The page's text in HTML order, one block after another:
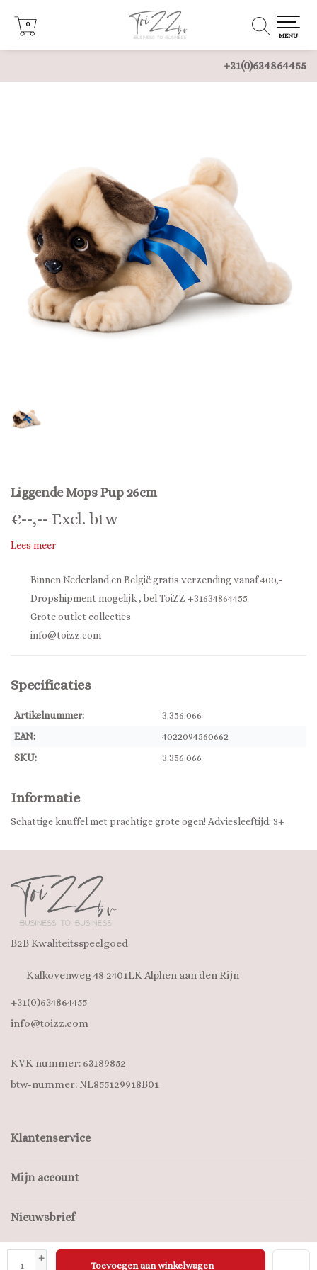
+31(0)634864455
0
0
MENU
Liggende Mops Pup 26cm
€--,-- Excl. btw
Lees meer
+
Toevoegen aan winkelwagen
Binnen Nederland en België gratis verzending vanaf 400,-
Dropshipment mogelijk , bel ToiZZ +31634864455
Grote outlet collecties
info@toizz.com
Specificaties
Artikelnummer:
3.356.066
EAN:
4022094560662
SKU:
3.356.066
Informatie
Schattige knuffel met prachtige grote ogen! Adviesleeftijd: 3+
B2B Kwaliteitsspeelgoed
Kalkovenweg 48 2401LK Alphen aan den Rijn
+31(0)634864455
info@toizz.com
KVK nummer: 63189852
btw-nummer: NL855129918B01
Klantenservice
Mijn account
Nieuwsbrief